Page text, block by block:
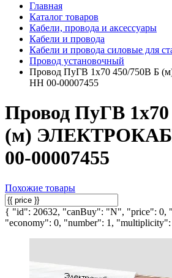
Главная
Каталог товаров
Кабели, провода и аксессуары
Кабели и провода
Кабели и провода силовые для
Провод установочный
Провод ПуГВ 1х70 450/750В Б
НН 00-00007455
Провод ПуГВ
(м)
00-00007455
Похожие товары
{ "id": 20632, "canBuy": "N", "price": 0,
"economy": 0, "number": 1,